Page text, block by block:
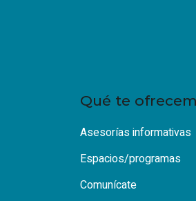
Qué te
Asesorías informativas
Espacios/programas
Comunícate